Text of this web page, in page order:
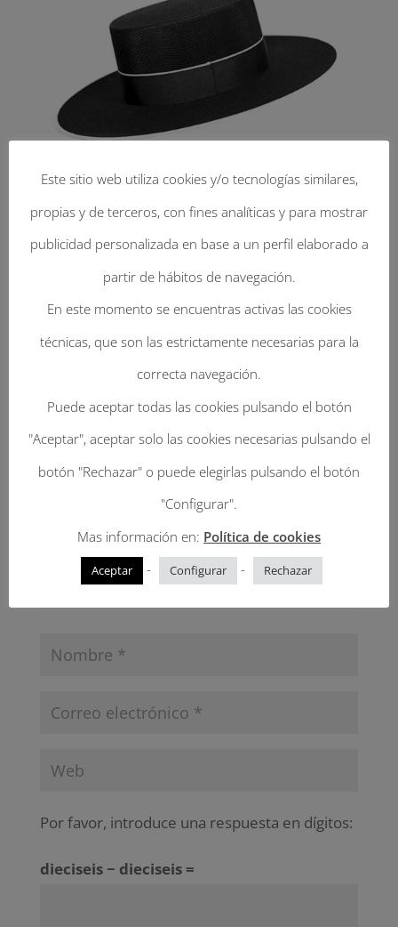
Tu dirección de correo electrónico no será
publicada.
Los campos obligatorios están
Por favor, introduce una respuesta en dígitos:
dieciseis − dieciseis =
Este sitio web utiliza cookies y/o tecnologías similares,
propias y de terceros, con fines analíticas y para mostrar
publicidad personalizada en base a un perfil elaborado a
partir de hábitos de navegación.
En este momento se encuentras activas las cookies
técnicas, que son las estrictamente necesarias para la
correcta navegación.
Puede aceptar todas las cookies pulsando el botón
"Aceptar", aceptar solo las cookies necesarias pulsando el
botón "Rechazar" o puede elegirlas pulsando el botón
"Configurar".
Mas información en: Política de cookies
Aceptar - Configurar - Rechazar